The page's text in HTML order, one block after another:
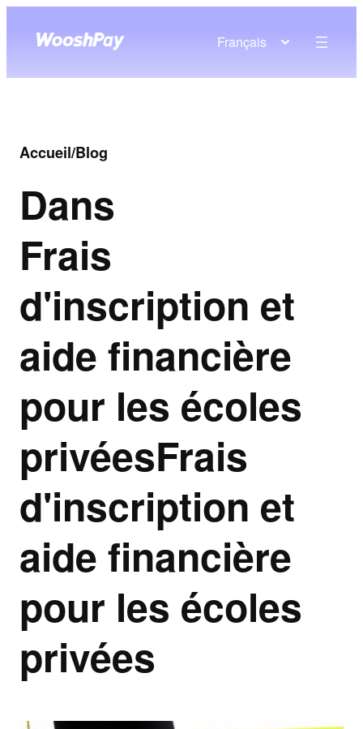
Français
Accueil/Blog
Dans
Frais
d'inscription et
aide financière
pour les écoles
privéesFrais
d'inscription et
aide financière
pour les écoles
privées